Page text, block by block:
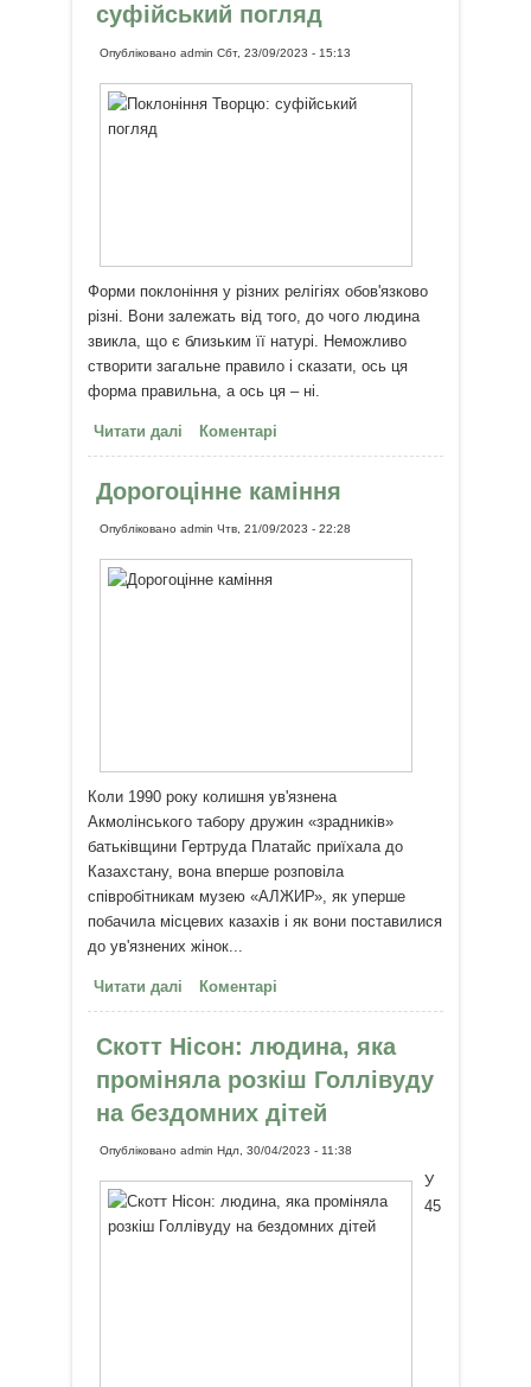
суфійський погляд
Опублікованоadmin Сбт, 23/09/2023 - 15:13
Форми поклоніння у різних релігіях обов'язково
різні. Вони залежать від того, до чого людина
звикла, що є близьким її натурі. Неможливо
створити загальне правило і сказати, ось ця
форма правильна, а ось ця – ні.
Читати далі про Поклоніння Творцю: єдність
у різноманітності – суфійський
погляд
Коментарі
Дорогоцінне каміння
Опублікованоadmin Чтв, 21/09/2023 - 22:28
Коли 1990 року колишня ув'язнена
Акмолінського табору дружин «зрадників»
батьківщини Гертруда Платайс приїхала до
Казахстану, вона вперше розповіла
співробітникам музею «АЛЖИР», як уперше
побачила місцевих казахів і як вони поставилися
до ув'язнених жінок...
Читати далі про Дорогоцінне каміння
Коментарі
Скотт Нісон: людина, яка
проміняла розкіш Голлівуду
на бездомних дітей
Опублікованоadmin Ндл, 30/04/2023 - 11:38
У
45